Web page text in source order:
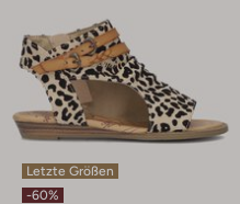
Letzte Größen
-60%